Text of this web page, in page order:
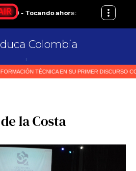
Colombia
Primer medio es
la Costa